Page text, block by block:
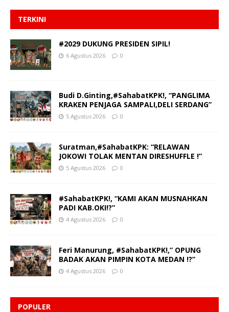
TERKINI
#2029 DUKUNG PRESIDEN SIPIL!
6 Agustus 2026 0
Budi D.Ginting,#SahabatKPK!, “PANGLIMA
KRAKEN PENJAGA SAMPALI,DELI SERDANG”
5 Agustus 2026 0
Suratman,#SahabatKPK: “RELAWAN
JOKOWI TOLAK MENTAN DIRESHUFFLE !”
5 Agustus 2026 0
#SahabatKPK!, “KAMI AKAN MUSNAHKAN
PADI KAB.OKI!?”
4 Agustus 2026 0
Feri Manurung, #SahabatKPK!,” OPUNG
BADAK AKAN PIMPIN KOTA MEDAN !?”
4 Agustus 2026 0
POPULER